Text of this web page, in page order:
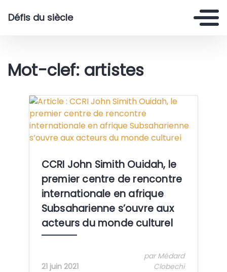
Défis du siècle
Mot-clef: artistes
Crédit:
CCRI John Simith Ouidah, le
premier centre de rencontre
internationale en afrique
Subsaharienne s’ouvre aux
acteurs du monde culturel
21 juin 2021
par Médard
Clobechi